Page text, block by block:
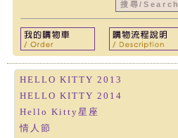
HELLO KITTY 2013
HELLO KITTY 2014
Hello Kitty星座
情人節